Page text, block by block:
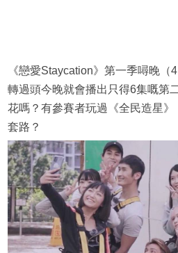
《戀愛Staycation》第一季噚晚（
轉過頭今晚就會播出只得6集嘅第
花嗎？有參賽者玩過《全民造星》
套路？